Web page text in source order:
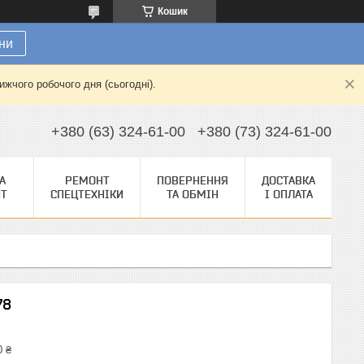
Кошик
робочого дня (сьогодні).
+380 (63) 324-61-00 +380 (73) 324-61-00
РЕМОНТ
СПЕЦТЕХНІКИ
ПОВЕРНЕННЯ
ТА ОБМІН
ДОСТАВКА
І ОПЛАТА
₴